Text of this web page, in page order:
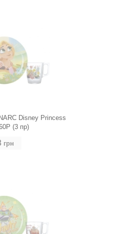
Disney Princess
(3 пр)
грн